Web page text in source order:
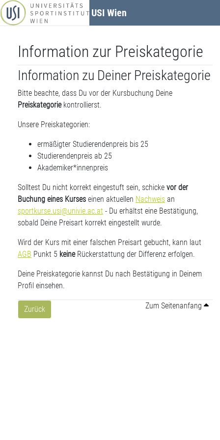
Zum Hauptinhalt
USI Wien
Information zur Preiskategorie
Information zu Deiner Preiskategorie
Bitte beachte, dass Du vor der Kursbuchung Deine
Preiskategoriekontrollierst.
Unsere Preiskategorien:
ermäßigter Studierendenpreis bis 25
Studierendenpreis ab 25
Akademiker*innenpreis
Solltest Du nicht korrekt eingestuft sein, schicke vor der
Buchung eines Kurses einen aktuellen Nachweisan
sportkurse.usi@univie.ac.at - Du erhältst eine Bestätigung,
sobald Deine Preisart korrekt eingestellt wurde.
Wird der Kurs mit einer falschen Preisart gebucht, kann laut
AGB Punkt 5 keine Rückerstattung der Differenz erfolgen.
Deine Preiskategorie kannst Du nach Bestätigung in Deinem
Profil einsehen.
Zurück Zum Seitenanfang